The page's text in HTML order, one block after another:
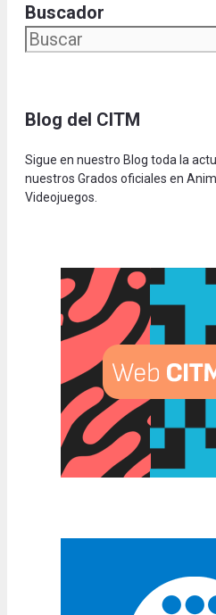
Buscador
Blog del CITM
Sigue en nuestro Blog toda la
nuestros Grados oficiales en
Videojuegos.